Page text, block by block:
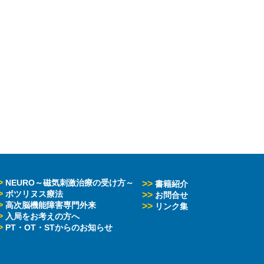
NEURO～磁気刺激治療の受け方～
ボツリヌス療法
高次脳機能障害専門外来
入局をお考えの方へ
PT・OT・STからのお知らせ
>> 書籍紹介
>> お問合せ
>> リンク集